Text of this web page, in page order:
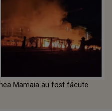
Mamaia au fost făcute